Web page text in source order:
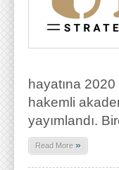
hayatına
hakemli
yayımlandı.
Read More »